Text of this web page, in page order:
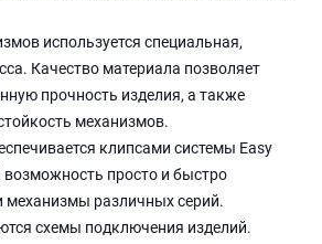
используется специальная,
Качество материала позволяет
прочность изделия, а также
механизмов.
клипсами системы Easy
просто и быстро
механизмы различных серий.
схемы подключения изделий.